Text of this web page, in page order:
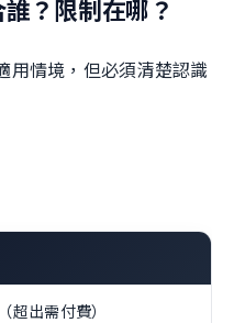
？限制在哪？
用情境，但必須清楚認識
超出需付費）